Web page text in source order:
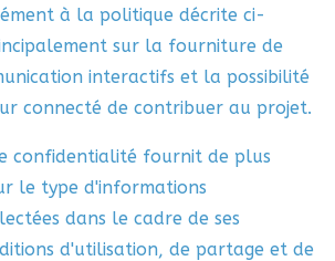
à la politique décrite ci-
sur la fourniture de
interactifs et la possibilité
connecté de contribuer au projet.
confidentialité fournit de plus
le type d'informations
dans le cadre de ses
d'utilisation, de partage et de